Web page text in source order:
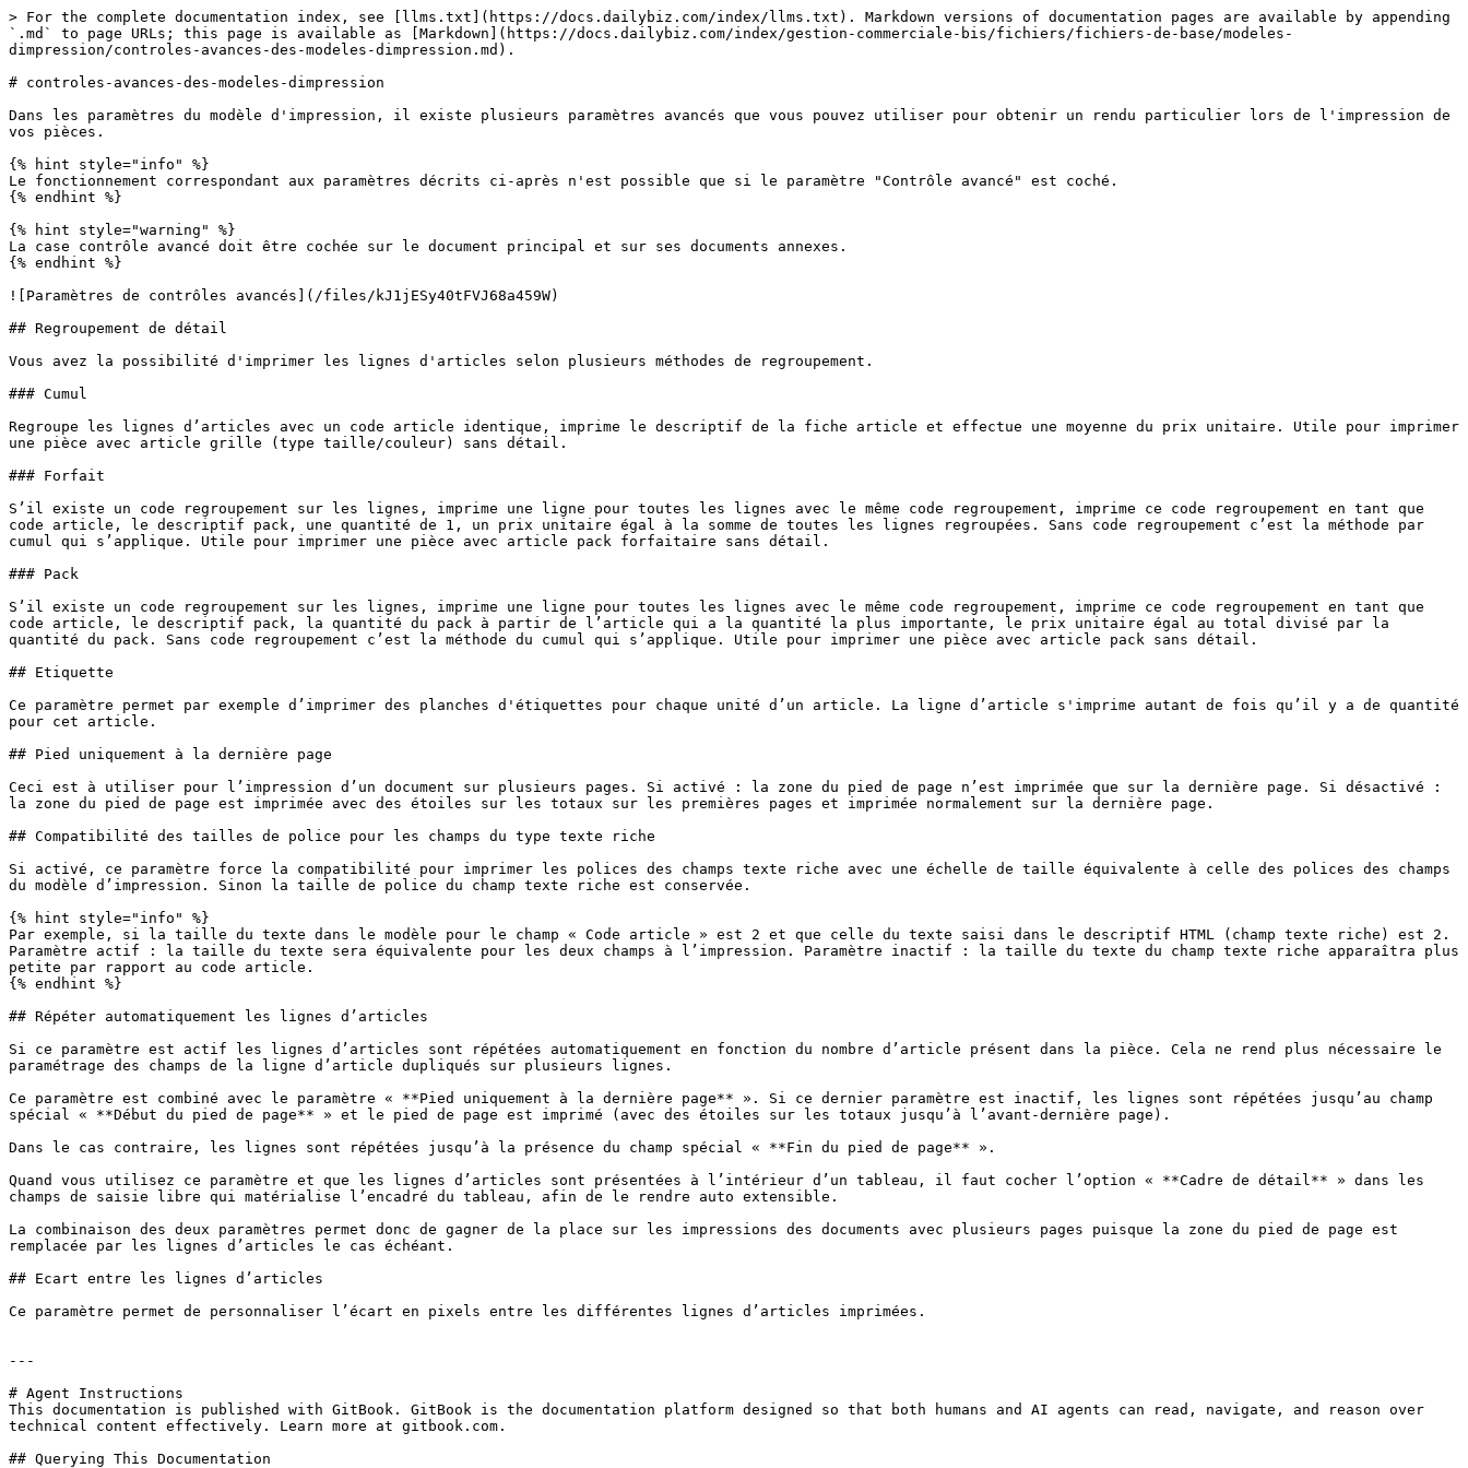
> For the complete documentation index, see [llms.txt](https://docs.dailybiz.com/index/llms.txt). Markdown versions of documentation pages are available by appending
`.md` to page URLs; this page is available as [Markdown](https://docs.dailybiz.com/index/gestion-commerciale-bis/fichiers/fichiers-de-base/modeles-
dimpression/controles-avances-des-modeles-dimpression.md).
# controles-avances-des-modeles-dimpression
Dans les paramètres du modèle d'impression, il existe plusieurs paramètres avancés que vous pouvez utiliser pour obtenir un rendu particulier lors de l'impression de
vos pièces.
{% hint style="info" %}
Le fonctionnement correspondant aux paramètres décrits ci-après n'est possible que si le paramètre "Contrôle avancé" est coché.
{% endhint %}
{% hint style="warning" %}
La case contrôle avancé doit être cochée sur le document principal et sur ses documents annexes.
{% endhint %}
![Paramètres de contrôles avancés](/files/kJ1jESy40tFVJ68a459W)
## Regroupement de détail
Vous avez la possibilité d'imprimer les lignes d'articles selon plusieurs méthodes de regroupement.
### Cumul
Regroupe les lignes d’articles avec un code article identique, imprime le descriptif de la fiche article et effectue une moyenne du prix unitaire. Utile pour imprimer
une pièce avec article grille (type taille/couleur) sans détail.
### Forfait
S’il existe un code regroupement sur les lignes, imprime une ligne pour toutes les lignes avec le même code regroupement, imprime ce code regroupement en tant que
code article, le descriptif pack, une quantité de 1, un prix unitaire égal à la somme de toutes les lignes regroupées. Sans code regroupement c’est la méthode par
cumul qui s’applique. Utile pour imprimer une pièce avec article pack forfaitaire sans détail.
### Pack
S’il existe un code regroupement sur les lignes, imprime une ligne pour toutes les lignes avec le même code regroupement, imprime ce code regroupement en tant que
code article, le descriptif pack, la quantité du pack à partir de l’article qui a la quantité la plus importante, le prix unitaire égal au total divisé par la
quantité du pack. Sans code regroupement c’est la méthode du cumul qui s’applique. Utile pour imprimer une pièce avec article pack sans détail.
## Etiquette
Ce paramètre permet par exemple d’imprimer des planches d'étiquettes pour chaque unité d’un article. La ligne d’article s'imprime autant de fois qu’il y a de quantité
pour cet article.
## Pied uniquement à la dernière page
Ceci est à utiliser pour l’impression d’un document sur plusieurs pages. Si activé : la zone du pied de page n’est imprimée que sur la dernière page. Si désactivé :
la zone du pied de page est imprimée avec des étoiles sur les totaux sur les premières pages et imprimée normalement sur la dernière page.
## Compatibilité des tailles de police pour les champs du type texte riche
Si activé, ce paramètre force la compatibilité pour imprimer les polices des champs texte riche avec une échelle de taille équivalente à celle des polices des champs
du modèle d’impression. Sinon la taille de police du champ texte riche est conservée.
{% hint style="info" %}
Par exemple, si la taille du texte dans le modèle pour le champ « Code article » est 2 et que celle du texte saisi dans le descriptif HTML (champ texte riche) est 2.
Paramètre actif : la taille du texte sera équivalente pour les deux champs à l’impression. Paramètre inactif : la taille du texte du champ texte riche apparaîtra plus
petite par rapport au code article.
{% endhint %}
## Répéter automatiquement les lignes d’articles
Si ce paramètre est actif les lignes d’articles sont répétées automatiquement en fonction du nombre d’article présent dans la pièce. Cela ne rend plus nécessaire le
paramétrage des champs de la ligne d’article dupliqués sur plusieurs lignes.
Ce paramètre est combiné avec le paramètre « **Pied uniquement à la dernière page** ». Si ce dernier paramètre est inactif, les lignes sont répétées jusqu’au champ
spécial « **Début du pied de page** » et le pied de page est imprimé (avec des étoiles sur les totaux jusqu’à l’avant-dernière page).
Dans le cas contraire, les lignes sont répétées jusqu’à la présence du champ spécial « **Fin du pied de page** ».
Quand vous utilisez ce paramètre et que les lignes d’articles sont présentées à l’intérieur d’un tableau, il faut cocher l’option « **Cadre de détail** » dans les
champs de saisie libre qui matérialise l’encadré du tableau, afin de le rendre auto extensible.
La combinaison des deux paramètres permet donc de gagner de la place sur les impressions des documents avec plusieurs pages puisque la zone du pied de page est
remplacée par les lignes d’articles le cas échéant.
## Ecart entre les lignes d’articles
Ce paramètre permet de personnaliser l’écart en pixels entre les différentes lignes d’articles imprimées.
---
# Agent Instructions
This documentation is published with GitBook. GitBook is the documentation platform designed so that both humans and AI agents can read, navigate, and reason over
technical content effectively. Learn more at gitbook.com.
## Querying This Documentation